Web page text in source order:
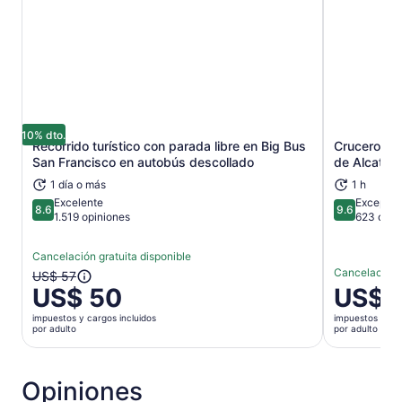
10% dto.
Recorrido turístico con parada libre en Big Bus
San Francisco en autobús descollado
1 día o más
8.68.6 de 10
Excelente
1.519 opiniones
Cancelación gratuita disponible
El
precio
anterior
era
US$ 57
el
US$ 57
US$ 50
impuestos y cargos incluidos
por adulto
Se abrirá en una nueva pestaña
Crucero
de
1 h
9.69.6 de 10
623
Cancelación
El
precio
es
de
US$
impuestos y
por adulto
Opiniones